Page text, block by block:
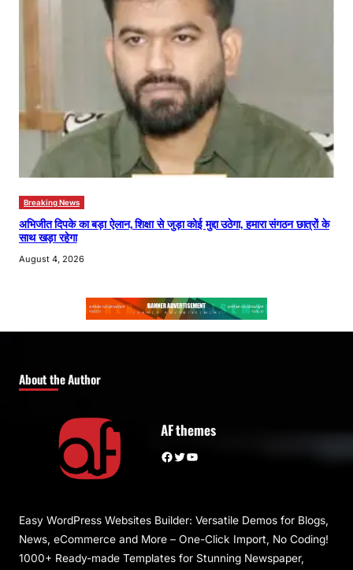
Breaking News
अभिजीत दिपके का बड़ा ऐलान, शिक्षा से जुड़ा कोई मुद्दा उठेगा, हमारा संगठन छात्रों के
साथ खड़ा रहेगा
August 4, 2026
About the Author
AF themes
Facebook Twitter YouTube
Easy WordPress Websites Builder: Versatile Demos for Blogs,
News, eCommerce and More – One-Click Import, No Coding!
1000+ Ready-made Templates for Stunning Newspaper,